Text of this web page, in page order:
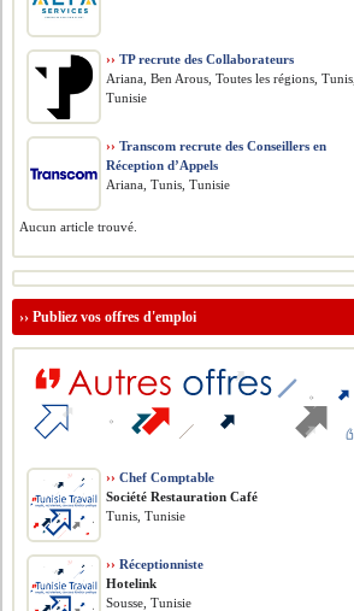
›› TP recrute des Collaborateurs
Ariana, Ben Arous, Toutes les régions, Tunis,
Tunisie
›› Transcom recrute des Conseillers en
Réception d’Appels
Ariana, Tunis, Tunisie
Aucun article trouvé.
››Publiez vos offres d'emploi
›› Chef Comptable
Société Restauration Café
Tunis, Tunisie
›› Réceptionniste
Hotelink
Sousse, Tunisie